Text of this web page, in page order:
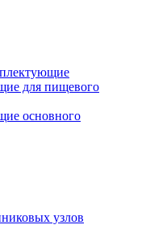
для пищевого
основного
узлов